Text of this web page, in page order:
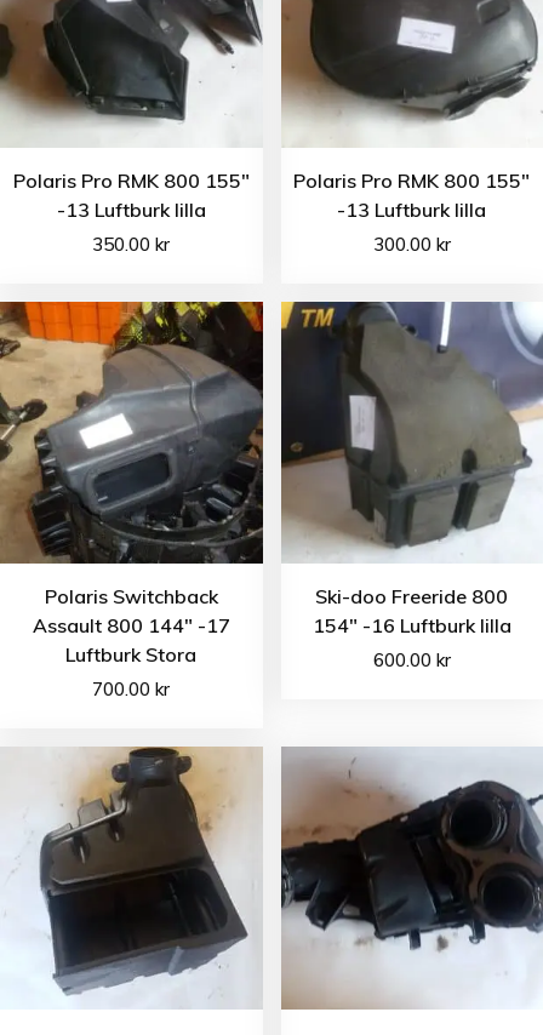
Polaris Pro RMK 800 155″
-13 Luftburk lilla
350.00kr
Polaris Pro RMK 800 155″
-13 Luftburk lilla
300.00 kr
Polaris Switchback
Assault 800 144″ -17
Luftburk Stora
700.00kr
Ski-doo Freeride 800
154″ -16 Luftburk lilla
600.00 kr